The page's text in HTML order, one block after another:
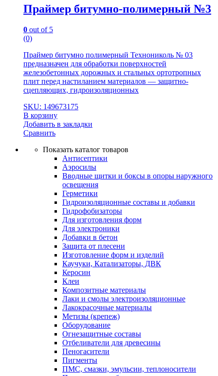
Праймер битумно-полимерный №3
0 out of 5
(0)
Праймер битумно полимерный Технониколь № 03
предназначен для обработки поверхностей
железобетонных дорожных и стальных ортотропных
плит перед настиланием материалов — защитно-
сцепляющих, гидроизоляционных
SKU: 149673175
В корзину
Добавить в закладки
Сравнить
Показать каталог товаров
Антисептики
Аэросилы
Вводные щитки и боксы в опоры наружного
освещения
Герметики
Гидроизоляционные составы и добавки
Гидрофобизаторы
Для изготовления форм
Для электроники
Добавки в бетон
Защита от плесени
Изготовление форм и изделий
Каучуки, Катализаторы, ДВК
Керосин
Клеи
Композитные материалы
Лаки и смолы электроизоляционные
Лакокрасочные материалы
Метизы (крепеж)
Оборудование
Огнезащитные составы
Отбеливатели для древесины
Пеногасители
Пигменты
ПМС, смазки, эмульсии, теплоносители